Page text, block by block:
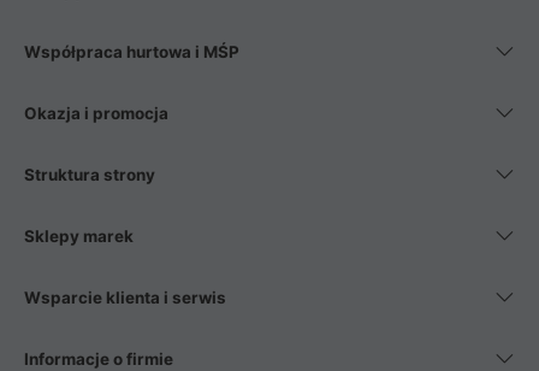
Współpraca hurtowa i MŚP
Okazja i promocja
Struktura strony
Sklepy marek
Wsparcie klienta i serwis
Informacje o firmie